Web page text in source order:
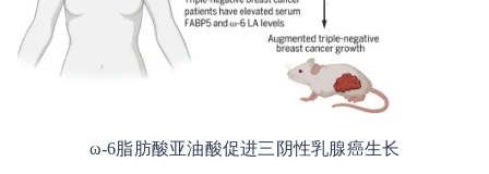
ω-6脂肪酸亚油酸促进三阴性乳腺癌生长